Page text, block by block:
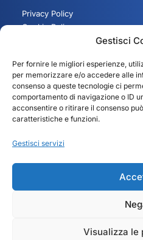
Gestisci
Per fornire le migliori esperienze,
per memorizzare e/o accedere alle
consenso a queste tecnologie ci
comportamento di navigazione o ID
acconsentire o ritirare il consenso
caratteristiche e funzioni.
Gestisci servizi
Visualizza le
Privacy Policy
Cookie Policy
© 2025 Fedit – Federazione Italiana